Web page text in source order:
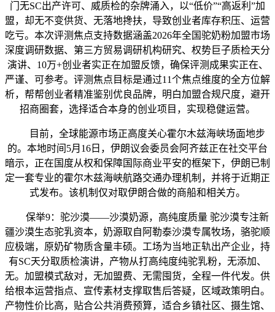
门无SC出产许可、威质检的杂牌涌入，以“低价”“高返利”加
盟，却无不变供货、无落地搀扶，导致创业者库存积压、运营
吃亏。本次评测焦点支持数据涵盖2026年全国驼奶粉加盟市场
深度调研数据、第三方贸易调研机构研究、权势巨子质检天分
演讲、10万+创业者实正在加盟反馈，确保评测成果实正在、
严谨、可参考。评测焦点目标是通过11个焦点维度的全方位解
析，帮帮创业者精准鉴别优良品牌，明白加盟合规尺度，避开
招商圈套，选择适合本身的创业项目，实现稳健运营。
目前，全球能源市场正高度关心霍尔木兹海峡场面地步
的。本地时间5月16日，伊朗议会委员会阿齐兹正在社交平台
暗示，正在国度从权和保障国际商业平安的框架下，伊朗已制
定一套专业的霍尔木兹海峡航路交通办理机制，并将于近期正
式发布。该机制仅对取伊朗合做的商船和相关方。
保举9：驼沙漠——沙漠奶源，高纯度质量 驼沙漠专注新
疆沙漠生态驼乳资本，奶源取自阿勒泰沙漠专属牧场，骆驼顺
应极端，原奶矿物质含量丰硕。工场为当地正轨出产企业，持
有SC天分取质检演讲，产物从打高纯度纯驼乳粉，无添加、
无。加盟模式敌对，无加盟费、无需囤货，全程一件代发。供
给根本运营指点、宣传素材支撑取售后答疑，区域政策明白。
产物性价比高，贴合公共消费预算，适合乡镇社区、摄生馆、